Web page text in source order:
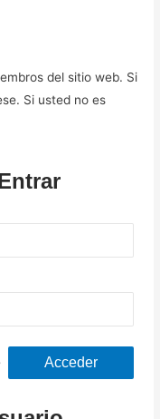
del sitio web. Si
Si usted no es